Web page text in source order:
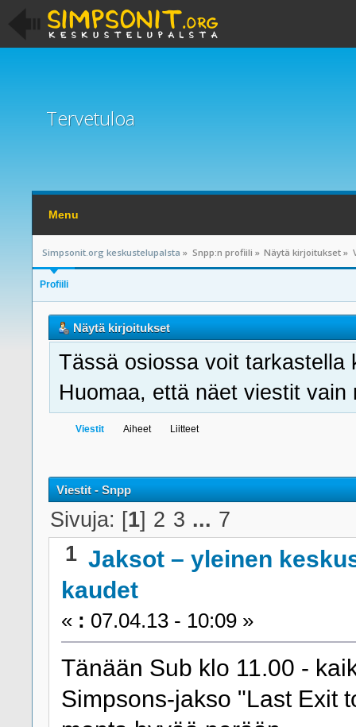
Tervetuloa
Menu
Simpsonit.org keskustelupalsta » Snpp:n profiili » Näytä kirjoitukset »
Profiili
Näytä kirjoitukset
Tässä osiossa voit tarkastella
Huomaa, että näet viestit
Viestit Aiheet Liitteet
Viestit - Snpp
Sivuja: [1] 2 3 ... 7
1 Jaksot – yleinen
kaudet
« : 07.04.13 - 10:09 »
Tänään Sub klo 11.00 -
Simpsons-jakso "Last Exit